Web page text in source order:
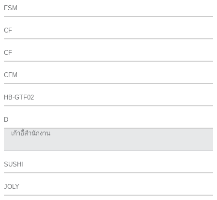
FSM
CF
CF
CFM
HB-GTF02
D
เก้าอี้สำนักงาน
SUSHI
JOLY